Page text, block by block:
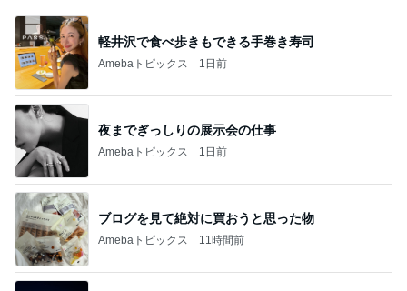
軽井沢で食べ歩きもできる手巻き寿司
Amebaトピックス 1日前
夜までぎっしりの展示会の仕事
Amebaトピックス 1日前
ブログを見て絶対に買おうと思った物
Amebaトピックス 11時間前